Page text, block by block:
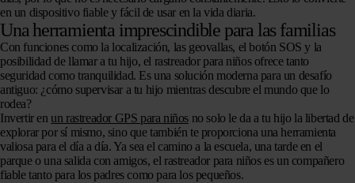
en un dispositivo fiable y fácil de usar en la vida diaria.
Una herramienta imprescindible para las familias
Con funciones como la localización, las geovallas, el botón SOS y la
posibilidad de llamar a tu hijo, el rastreador para niños ofrece tanto
seguridad como tranquilidad. Es una solución moderna para un desafío
antiguo: ¿cómo supervisar a tu hijo mientras descubre el mundo que lo
rodea?
Invertir en un rastreador GPS para niños no solo le da a tu hijo la libertad de
explorar por sí mismo, sino que también te proporciona una herramienta
valiosa para el día a día. Ya sea el camino a la escuela, una tarde en el
parque o una salida con amigos, el rastreador para niños es un compañero
fiable tanto para los padres como para los pequeños.